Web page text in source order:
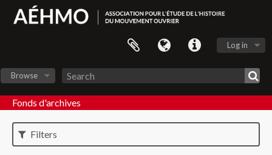
Log in
Browse
Fonds d'archives
Filters